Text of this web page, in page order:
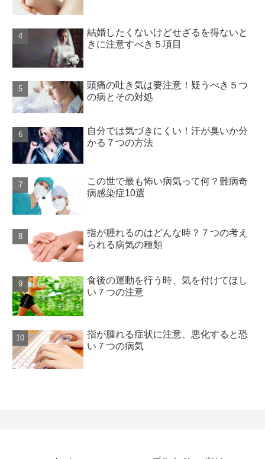
結婚したくないけどせざるを得ないと
きに注意すべき５項目
頭痛の吐き気は要注意！疑うべき５つ
の病とその対処
自分では気づきにくい！汗が臭いか分
かる７つの方法
この世で最も怖い病気って何？難病奇
病感染症10選
指が腫れるのはどんな時？７つの考え
られる病気の種類
食後の運動を行う時、気を付けてほし
い７つの注意
指が腫れる症状に注意、悪化すると恐
い７つの病気